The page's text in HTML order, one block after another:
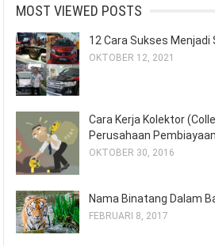
MOST VIEWED POSTS
12 Cara Sukses Menjadi
OKTOBER 12, 2021
Cara Kerja Kolektor
Perusahaan
OKTOBER 30, 2016
Nama Binatang Dalam
FEBRUARI 8, 2017